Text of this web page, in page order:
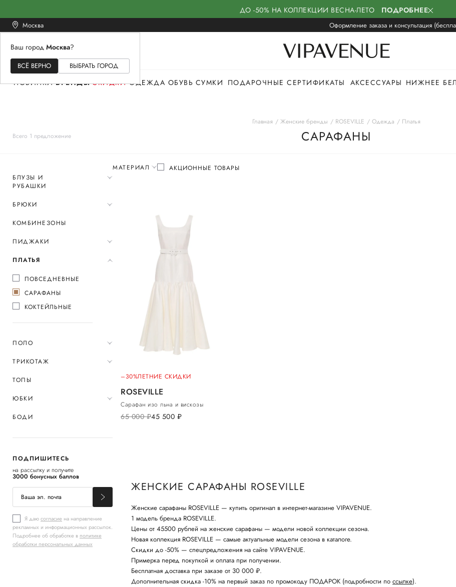
ДО -50% НА КОЛЛЕКЦИИ ВЕСНА-ЛЕТО ПОДРОБНЕЕ
Москва Оформление заказа и консультация
Ваш город Москва?
ВСЁ ВЕРНО ВЫБРАТЬ ГОРОД
ЖЕНСКОЕМУЖСКОЕ
НОВИНКИ БРЕНДЫ СКИДКИ ОДЕЖДА ОБУВЬ СУМКИ ПОДАРОЧНЫЕ СЕРТИФИКАТЫ АКСЕССУАРЫ НИЖНЕЕ
Всего 1 предложение
Главная Женские бренды ROSEVILLE Одежда Платья
САРАФАНЫ
БЛУЗЫ И
РУБАШКИ
БРЮКИ
КОМБИНЕЗОНЫ
ПИДЖАКИ
ПЛАТЬЯ
ПОВСЕДНЕВНЫЕ
САРАФАНЫ
КОКТЕЙЛЬНЫЕ
ПОЛО
ТРИКОТАЖ
ТОПЫ
ЮБКИ
БОДИ
ПОДПИШИТЕСЬ
на рассылку и получите
3000 бонусных баллов
Я даюсогласие на направление
рекламных и информационных рассылок.
Подробнее об обработке в политике
обработки персональных данных
МАТЕРИАЛ АКЦИОННЫЕ ТОВАРЫ
–30%ЛЕТНИЕ СКИДКИ
ROSEVILLE
Сарафан изо льна и вискозы
65 000руб.45 500 руб.
ЖЕНСКИЕ САРАФАНЫ ROSEVILLE
Женские сарафаны ROSEVILLE — купить оригинал в интернет-магазине VIPAVENUE.
1 модель бренда ROSEVILLE.
Цены от 45500 рублей на женские сарафаны — модели новой коллекции сезона.
Новая коллекция ROSEVILLE — самые актуальные модели сезона в каталоге.
Скидки до -50% — спецпредложения на сайте VIPAVENUE.
Примерка перед покупкой и оплата при получении.
Бесплатная доставка при заказе от 30 000 ₽.
Дополнительная скидка -10% на первый заказ по промокоду ПОДАРОК (подробности по ссылке).